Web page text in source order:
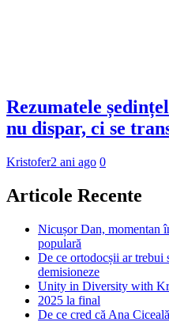
Rezumatele
nu dispar, ci se
Kristofer2 ani ago 0
Articole Recente
Nicușor Dan, momentan
populară
De ce ortodocșii ar trebui
demisioneze
Unity in Diversity with
2025 la final
De ce cred că Ana